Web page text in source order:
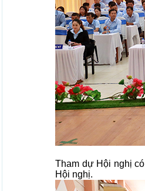
Tham dự Hội nghị có
Hội nghị.